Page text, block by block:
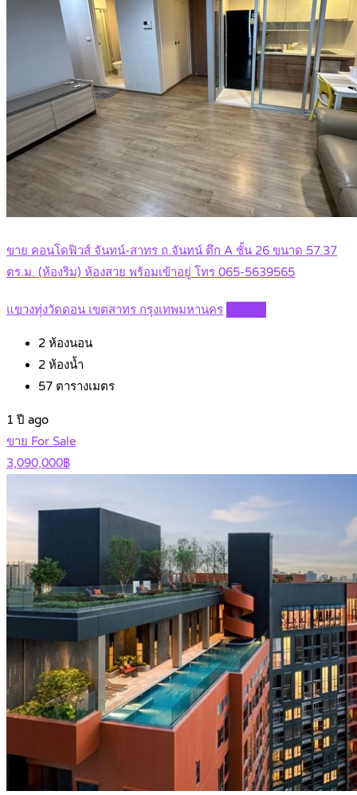
ขาย คอนโดฟิวส์ จันทน์-สาทร ถ.จันทน์ ตึก A ชั้น 26 ขนาด 57.37
ตร.ม. (ห้องริม) ห้องสวย พร้อมเข้าอยู่ โทร 065-5639565
แขวงทุ่งวัดดอน เขตสาทร กรุงเทพมหานคร
2 ห้องนอน
2 ห้องน้ำ
57 ตารางเมตร
1 ปี ago
ขาย For Sale
3,090,000฿